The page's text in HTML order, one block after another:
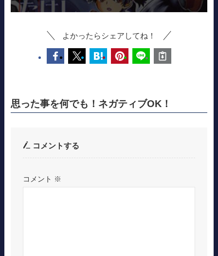
よかったらシェアしてね！
思った事を何でも！ネガティブOK！
コメントする
コメント ※